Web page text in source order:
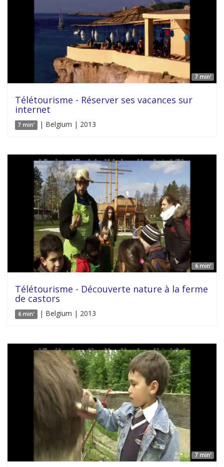
7 min'
Télétourisme - Réserver ses vacances sur
internet
7 min' | Belgium | 2013
6 min'
Télétourisme - Découverte nature à la ferme
de castors
6 min' | Belgium | 2013
7 min'